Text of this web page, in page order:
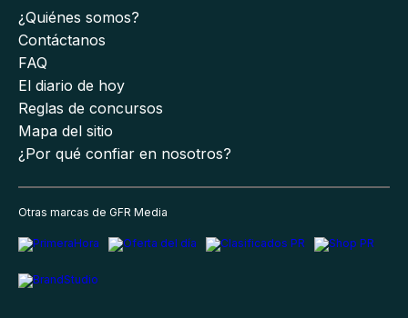
¿Quiénes somos?
Contáctanos
FAQ
El diario de hoy
Reglas de concursos
Mapa del sitio
¿Por qué confiar en nosotros?
Otras marcas de GFR Media